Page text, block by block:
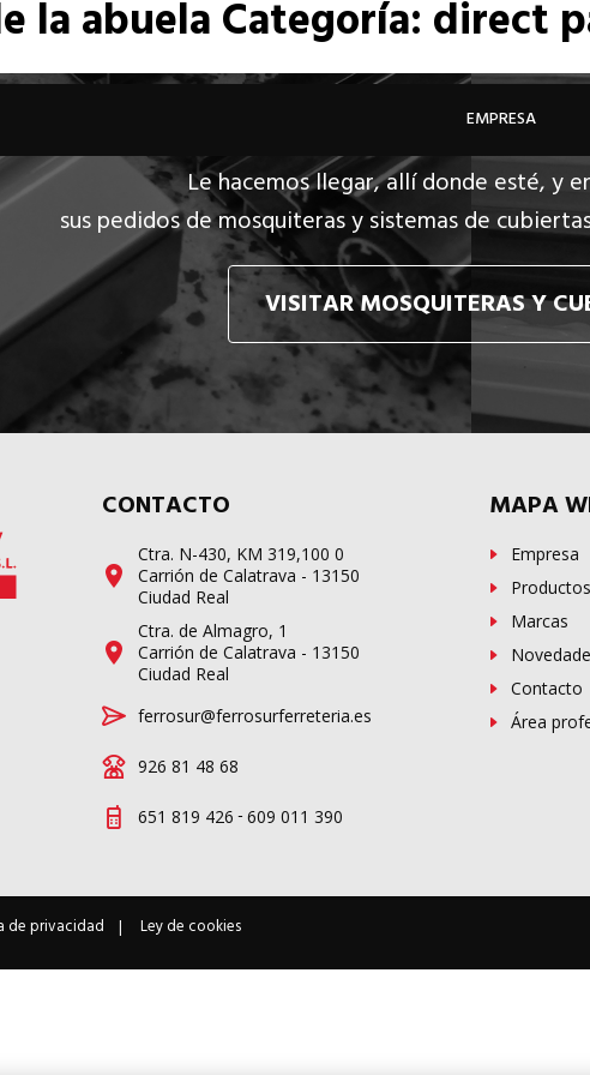
EMPRESA
la abuelaCategoría: direct
Le hacemos llegar, allí donde esté, y
sus pedidos de mosquiteras y sistemas de
VISITAR MOSQUITERAS Y
CONTACTO
Ctra. N-430, KM 319,100 0
Carrión de Calatrava - 13150
Ciudad Real
Ctra. de Almagro, 1
Carrión de Calatrava - 13150
Ciudad Real
ferrosur@ferrosurferreteria.es
926 81 48 68
651 819 426 - 609 011 390
MAPA
Empresa
Productos
Marcas
Contacto
Área
de privacidad Ley de cookies